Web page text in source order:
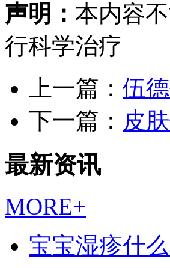
声明： 本内容
行科学治疗
上一篇： 伍
下一篇： 皮
最新资讯
MORE+
宝宝湿疹什